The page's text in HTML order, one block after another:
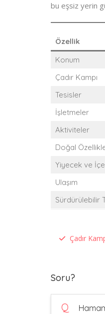
bu eşsiz yerin
Özellik
Konum
Çadır Kampı
Tesisler
İşletmeler
Aktiviteler
Doğal
Yiyecek ve
Ulaşım
Sürdürülebilir
Çadır
Soru?
Q